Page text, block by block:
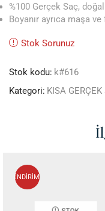
%100 Gerçek Saç,
Boyanır ayrıca maşa
Stok Sorunuz
Stok kodu: k#616
Kategori: KISA
İNDİRİM